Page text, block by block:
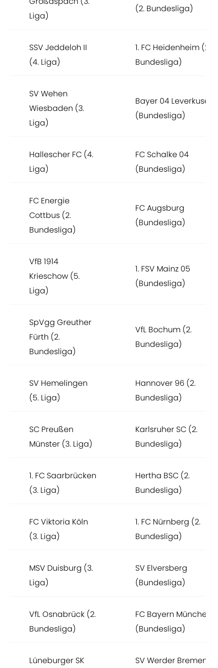
Liga)
(2. Bundesliga)
SSV Jeddeloh II
(4. Liga)
1. FC Heidenheim (2.
Bundesliga)
SV Wehen
Wiesbaden (3.
Liga)
Bayer 04 Leverkusen
(Bundesliga)
Hallescher FC (4.
Liga)
FC Schalke 04
(Bundesliga)
FC Energie
Cottbus (2.
Bundesliga)
FC Augsburg
(Bundesliga)
VfB 1914
Krieschow (5.
Liga)
1. FSV Mainz 05
(Bundesliga)
SpVgg Greuther
Fürth (2.
Bundesliga)
VfL Bochum (2.
Bundesliga)
SV Hemelingen
(5. Liga)
Hannover 96 (2.
Bundesliga)
SC Preußen
Münster (3. Liga)
Karlsruher SC (2.
Bundesliga)
1. FC Saarbrücken
(3. Liga)
Hertha BSC (2.
Bundesliga)
FC Viktoria Köln
(3. Liga)
1. FC Nürnberg (2.
Bundesliga)
MSV Duisburg (3.
Liga)
SV Elversberg
(Bundesliga)
VfL Osnabrück (2.
Bundesliga)
FC Bayern München
(Bundesliga)
Lüneburger SK
SV Werder Bremen